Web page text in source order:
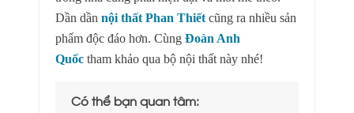
Dần dần nội thất Phan Thiết cũng ra nhiều sản
phẩm độc đáo hơn. Cùng Đoàn Anh
Quốc tham khảo qua bộ nội thất này nhé!
Có thể bạn quan tâm: